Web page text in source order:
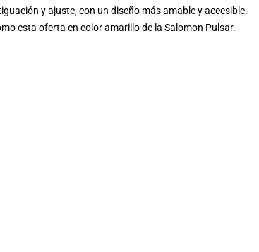
y ajuste, con un diseño más amable y accesible.
esta oferta en color amarillo de la Salomon Pulsar.